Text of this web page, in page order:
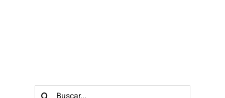
Buscar:
mejorar la